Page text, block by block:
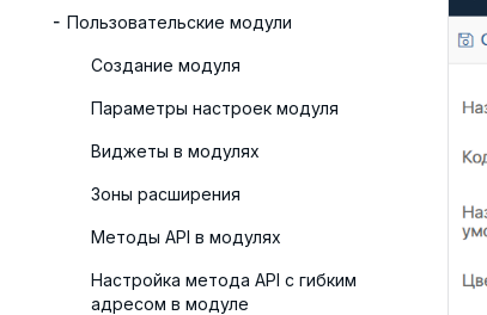
Пользовательские модули
Создание модуля
Параметры настроек модуля
Виджеты в модулях
Зоны расширения
Методы API в модулях
Настройка метода API с гибким
адресом в модуле